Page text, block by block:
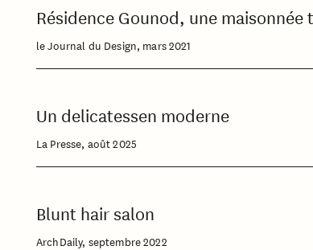
Résidence Gounod, une
le Journal du Design, mars 2021
Un delicatessen moderne
La Presse, août 2025
Blunt hair salon
ArchDaily, septembre 2022